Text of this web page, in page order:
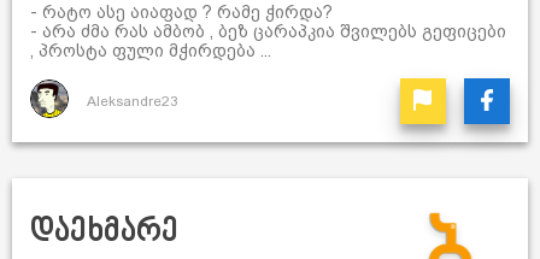
- რატო ასე აიაფად ? რამე ჭირდა?
- არა ძმა რას ამბობ , ბეზ ცარაპკია შვილებს გეფიცები
, პროსტა ფული მჭირდება ...
Aleksandre23
დაეხმარე